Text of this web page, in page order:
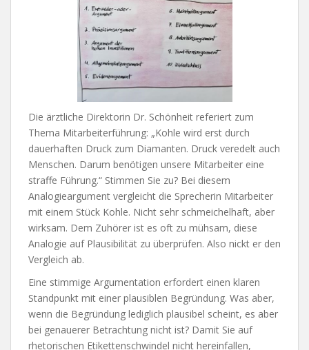
Die ärztliche Direktorin Dr. Schönheit referiert zum
Thema Mitarbeiterführung: „Kohle wird erst durch
dauerhaften Druck zum Diamanten. Druck veredelt auch
Menschen. Darum benötigen unsere Mitarbeiter eine
straffe Führung.“ Stimmen Sie zu? Bei diesem
Analogieargument vergleicht die Sprecherin Mitarbeiter
mit einem Stück Kohle. Nicht sehr schmeichelhaft, aber
wirksam. Dem Zuhörer ist es oft zu mühsam, diese
Analogie auf Plausibilität zu überprüfen. Also nickt er den
Vergleich ab.
Eine stimmige Argumentation erfordert einen klaren
Standpunkt mit einer plausiblen Begründung. Was aber,
wenn die Begründung lediglich plausibel scheint, es aber
bei genauerer Betrachtung nicht ist? Damit Sie auf
rhetorischen Etikettenschwindel nicht hereinfallen,